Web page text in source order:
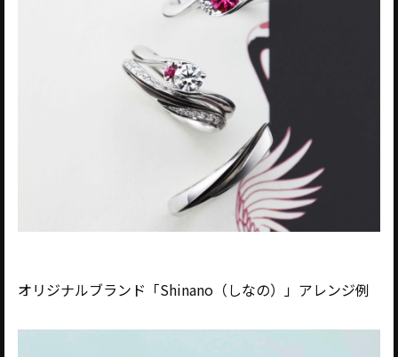
オリジナルブランド「Shinano（しなの）」アレンジ例